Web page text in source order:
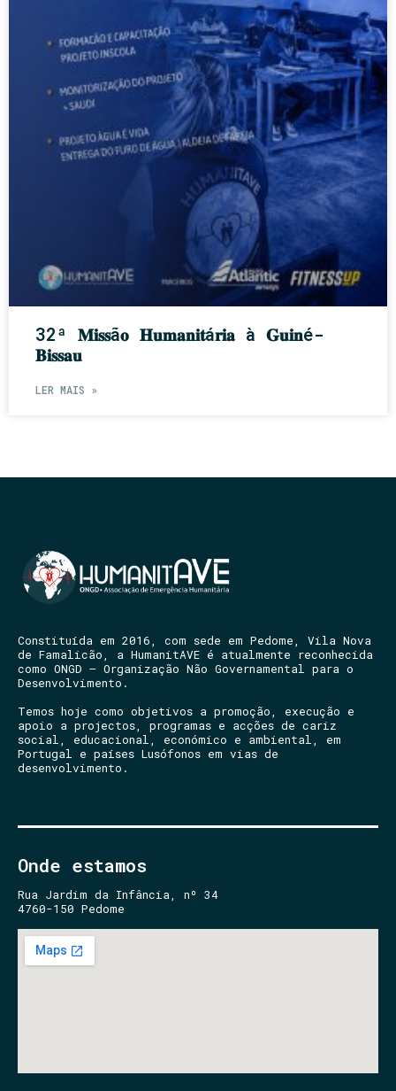
32ª 𝐌𝐢𝐬𝐬ã𝐨 𝐇𝐮𝐦𝐚𝐧𝐢𝐭á𝐫𝐢𝐚 à 𝐆𝐮𝐢𝐧é-
𝐁𝐢𝐬𝐬𝐚𝐮
LER MAIS »
Constituída em 2016, com sede em Pedome, Vila Nova
de Famalicão, a HumanitAVE é atualmente reconhecida
como ONGD – Organização Não Governamental para o
Desenvolvimento.
Temos hoje como objetivos a promoção, execução e
apoio a projectos, programas e acções de cariz
social, educacional, económico e ambiental, em
Portugal e países Lusófonos em vias de
desenvolvimento.
Onde estamos
Rua Jardim da Infância, nº 34
4760-150 Pedome